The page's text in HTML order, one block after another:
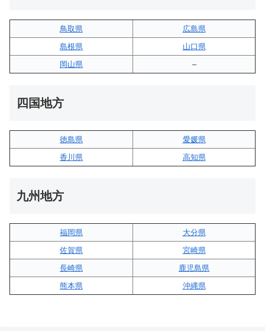
鳥取県
広島県
島根県
山口県
岡山県
–
四国地方
徳島県
愛媛県
香川県
高知県
九州地方
福岡県
大分県
佐賀県
宮崎県
長崎県
鹿児島県
熊本県
沖縄県